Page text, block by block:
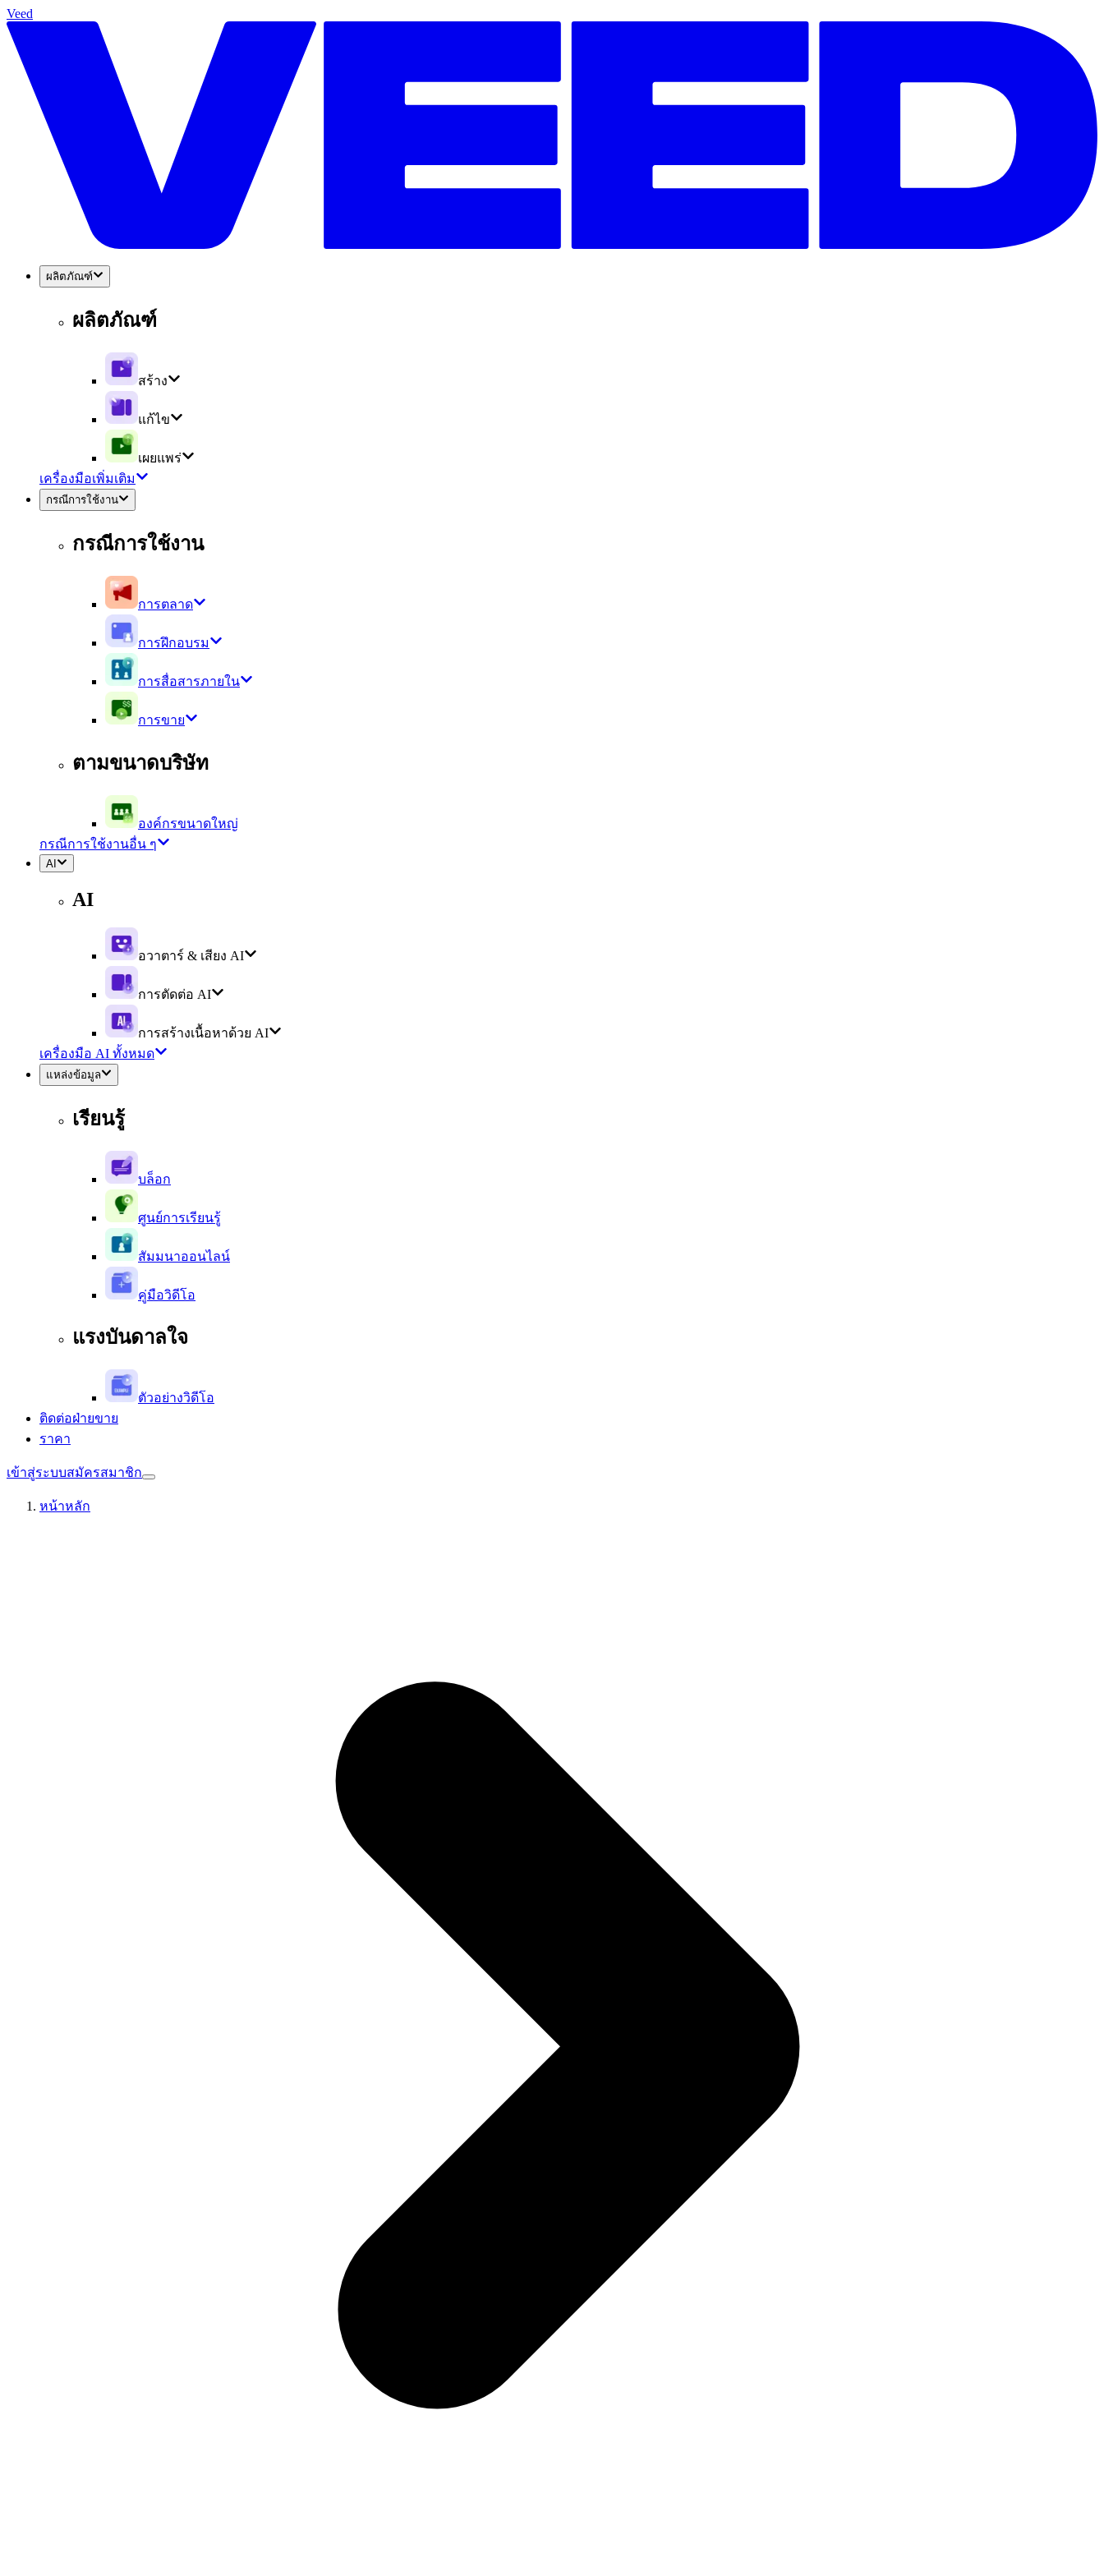
Veed
ผลิตภัณฑ์
ผลิตภัณฑ์
สร้าง
แก้ไข
เผยแพร่
เครื่องมือเพิ่มเติม
กรณีการใช้งาน
กรณีการใช้งาน
การตลาด
การฝึกอบรม
การสื่อสารภายใน
การขาย
ตามขนาดบริษัท
องค์กรขนาดใหญ่
กรณีการใช้งานอื่น ๆ
AI
AI
อวาตาร์ & เสียง AI
การตัดต่อ AI
การสร้างเนื้อหาด้วย AI
เครื่องมือ AI ทั้งหมด
แหล่งข้อมูล
เรียนรู้
บล็อก
ศูนย์การเรียนรู้
สัมมนาออนไลน์
คู่มือวิดีโอ
แรงบันดาลใจ
ตัวอย่างวิดีโอ
ติดต่อฝ่ายขาย
ราคา
เข้าสู่ระบบสมัครสมาชิก
หน้าหลัก